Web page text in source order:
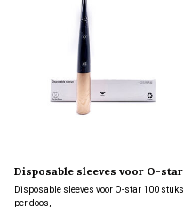
Disposable sleeves voor O-star
100x
Disposable sleeves voor O-star 100 stuks
per doos,